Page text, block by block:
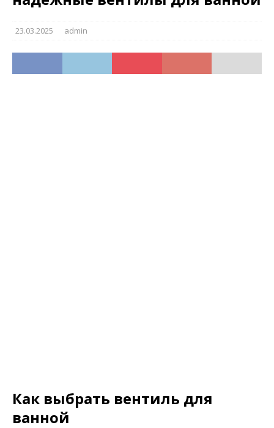
23.03.2025 admin
Как выбрать вентиль для
ванной